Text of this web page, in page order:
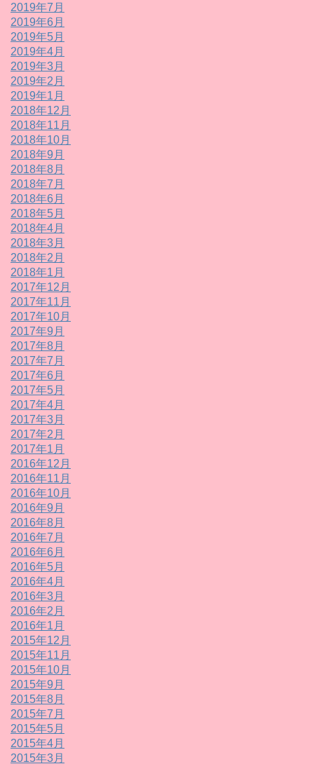
2019年7月
2019年6月
2019年5月
2019年4月
2019年3月
2019年2月
2019年1月
2018年12月
2018年11月
2018年10月
2018年9月
2018年8月
2018年7月
2018年6月
2018年5月
2018年4月
2018年3月
2018年2月
2018年1月
2017年12月
2017年11月
2017年10月
2017年9月
2017年8月
2017年7月
2017年6月
2017年5月
2017年4月
2017年3月
2017年2月
2017年1月
2016年12月
2016年11月
2016年10月
2016年9月
2016年8月
2016年7月
2016年6月
2016年5月
2016年4月
2016年3月
2016年2月
2016年1月
2015年12月
2015年11月
2015年10月
2015年9月
2015年8月
2015年7月
2015年5月
2015年4月
2015年3月